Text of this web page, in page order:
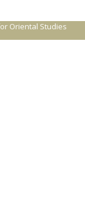
Oriental Studies